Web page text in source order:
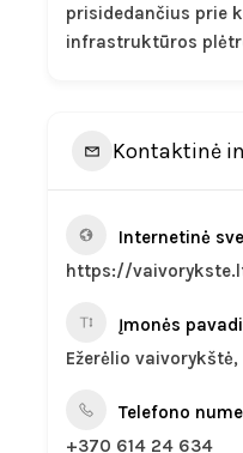
prisidedančius prie
infrastruktūros
Kontaktinė
Internetinė
https://
Įmonės
Ežerėlio vaivorykštė,
Telefono
+370 614 24 634